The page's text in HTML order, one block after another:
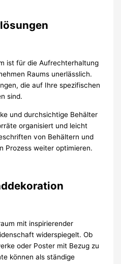
ist für die Aufrechterhaltung
Raums unerlässlich.
die auf Ihre spezifischen
sind.
und durchsichtige Behälter
organisiert und leicht
von Behältern und
Prozess weiter optimieren.
mit inspirierender
widerspiegelt. Ob
oder Poster mit Bezug zu
können als ständige